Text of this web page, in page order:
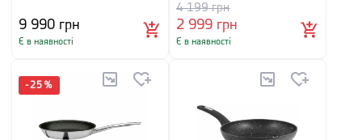
9 990 грн
Є в наявності
2 999 грн
4 199грн
Є в наявності
-25 %